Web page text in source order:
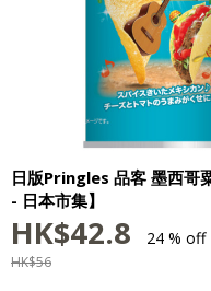
日版Pringles 品客 墨西哥
- 日本市集】
HK$42.8 24 % off
HK$56